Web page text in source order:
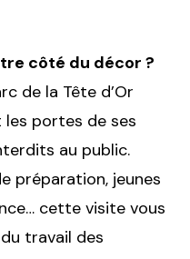
côté du décor ?
de la Tête d’Or
portes de ses
au public.
préparation, jeunes
cette visite vous
travail des